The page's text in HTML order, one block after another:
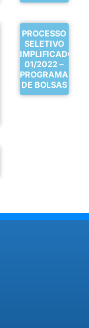
PROCESSO
SELETIVO
SIMPLIFICADO
01/2022 –
PROGRAMA
DE BOLSAS